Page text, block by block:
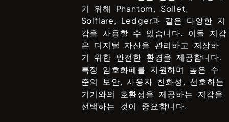
기 위해 Phantom, Sollet,
Solflare, Ledger과 같은 다양한 지
갑을 사용할 수 있습니다. 이들 지갑
은 디지털 자산을 관리하고 저장하
기 위한 안전한 환경을 제공합니다.
특정 암호화폐를 지원하며 높은 수
준의 보안, 사용자 친화성, 선호하는
기기와의 호환성을 제공하는 지갑을
선택하는 것이 중요합니다.